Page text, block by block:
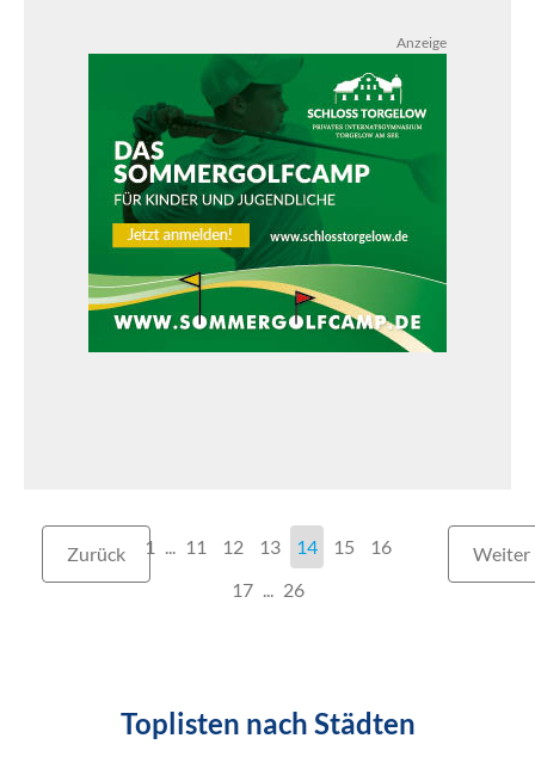
Anzeige
Zurück 1 11 12 13 14 15
16
17
26
Weiter
Toplisten nach Städten